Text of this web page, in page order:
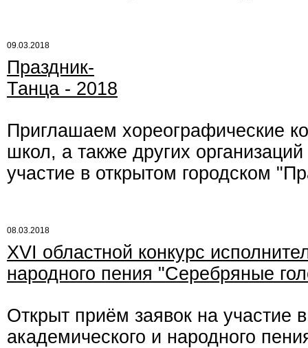
09.03.2018
Праздник-
Танца - 2018
Приглашаем хореографические
школ, а также других
участие в открытом городском
08.03.2018
XVI областной конкурс
народного пения "Серебряные
Открыт приём заявок на участие
академического и народного